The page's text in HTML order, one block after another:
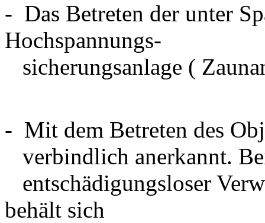
- Das Betreten der unter
Hochspannungs-
sicherungsanlage (
- Mit dem Betreten des
verbindlich anerkannt.
entschädigungsloser
behält sich